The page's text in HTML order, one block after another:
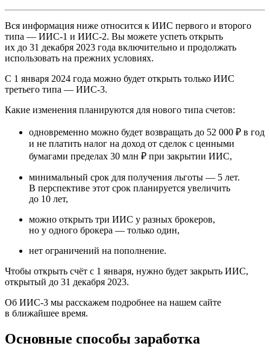
Вся информация ниже относится к ИИС первого и второго
типа — ИИС-1 и ИИС-2. Вы можете успеть открыть
их до 31 декабря 2023 года включительно и продолжать
использовать на прежних условиях.
С 1 января 2024 года можно будет открыть только ИИС
третьего типа — ИИС-3.
Какие изменения планируются для нового типа счетов:
одновременно можно будет возвращать до 52 000 ₽ в год
и не платить налог на доход от сделок с ценными
бумагами пределах 30 млн ₽ при закрытии ИИС,
минимальный срок для получения льготы — 5 лет.
В перспективе этот срок планируется увеличить
до 10 лет,
можно открыть три ИИС у разных брокеров,
но у одного брокера — только один,
нет ограничений на пополнение.
Чтобы открыть счёт с 1 января, нужно будет закрыть ИИС,
открытый до 31 декабря 2023.
Об ИИС-3 мы расскажем подробнее на нашем сайте
в ближайшее время.
Основные способы заработка